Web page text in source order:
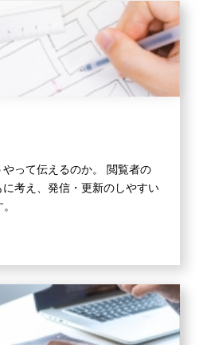
って伝えるのか。 閲覧者の
考え、発信・更新のしやすい